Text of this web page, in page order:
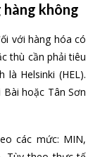
không
với hàng hóa có
thù cần phải tiêu
là Helsinki (HEL).
hoặc Tân Sơn
các mức: MIN,